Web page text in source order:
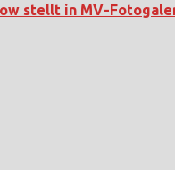
stellt in MV-